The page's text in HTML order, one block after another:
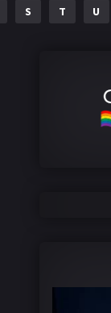
S T U